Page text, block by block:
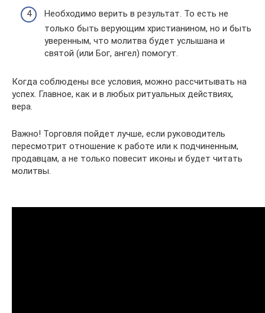
Необходимо верить в результат. То есть не
только быть верующим христианином, но и быть
уверенным, что молитва будет услышана и
святой (или Бог, ангел) помогут.
Когда соблюдены все условия, можно рассчитывать на
успех. Главное, как и в любых ритуальных действиях,
вера.
Важно! Торговля пойдет лучше, если руководитель
пересмотрит отношение к работе или к подчиненным,
продавцам, а не только повесит иконы и будет читать
молитвы.